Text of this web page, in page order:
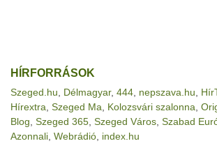
HÍRFORRÁSOK
Szeged.hu Délmagyar, 444 nepszava.hu
Hírextra Szeged Ma Kolozsvári szalonna
Blog Szeged 365 Szeged Város Szabad
Azonnali Webrádió index.hu